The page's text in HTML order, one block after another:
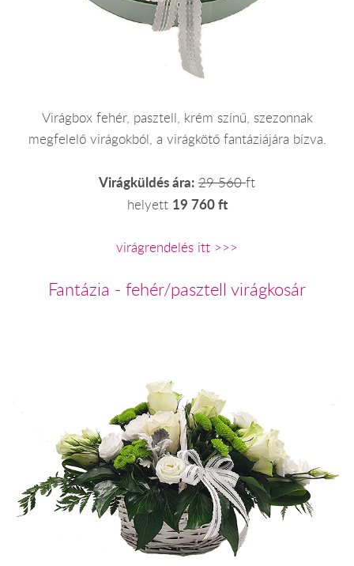
Virágbox fehér, pasztell, krém színű, szezonnak
megfelelő virágokból, a virágkötő fantáziájára bízva.
Virágküldés ára: 29 560ft
helyett 19 760 ft
virágrendelés itt >>>
Fantázia - fehér/pasztell virágkosár